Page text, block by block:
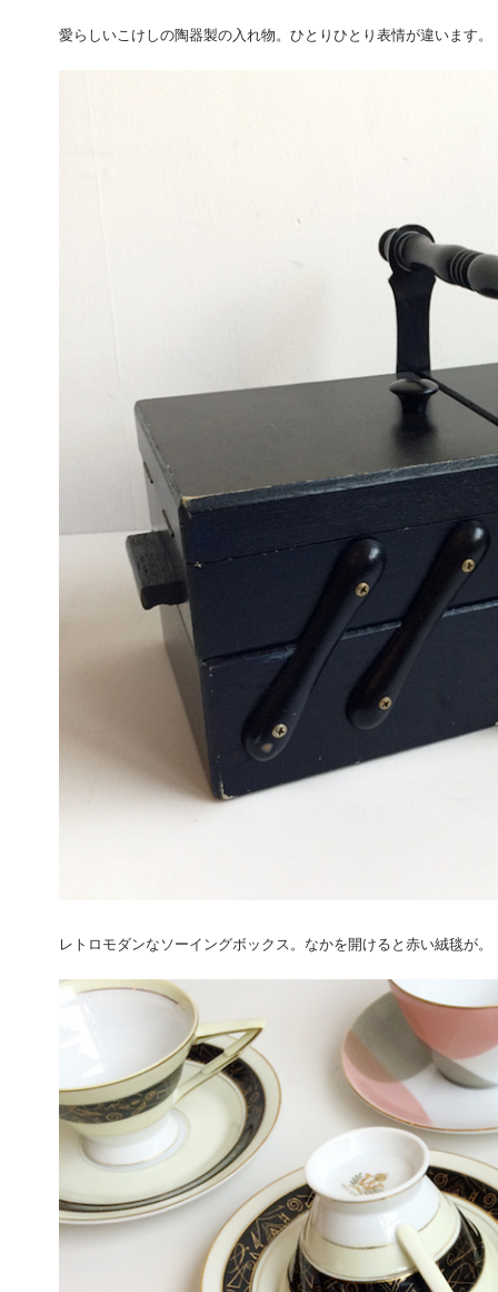
愛らしいこけしの陶器製の入れ物。ひとりひとり表情が違います。
レトロモダンなソーイングボックス。なかを開けると赤い絨毯が。